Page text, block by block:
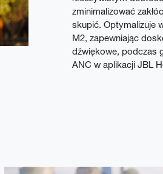
zminimalizować
skupić. Optymalizuje
M2, zapewniając
dźwiękowe, podczas
ANC w aplikacji JBL